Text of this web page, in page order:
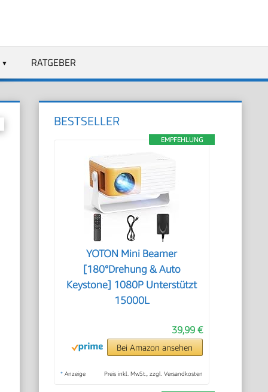
RATGEBER
BESTSELLER
EMPFEHLUNG
YOTON Mini Beamer
[180°Drehung & Auto
Keystone] 1080P Unterstützt
15000L
39,99 €
Bei Amazon ansehen
* Anzeige Preis inkl. MwSt., zzgl. Versandkosten